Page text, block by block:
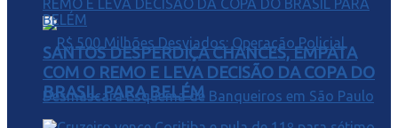
SANTOS DESPERDIÇA CHANCES, EMPATA
COM O REMO E LEVA DECISÃO DA COPA DO
BRASIL PARA BELÉM